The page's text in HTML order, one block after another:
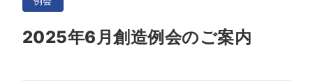
2025年6月創造例会のご案内